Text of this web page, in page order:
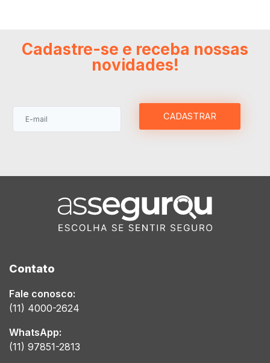
Cadastre-se e receba nossas
novidades!
CADASTRAR
Contato
Fale conosco:
(11) 4000-2624
WhatsApp:
(11) 97851-2813